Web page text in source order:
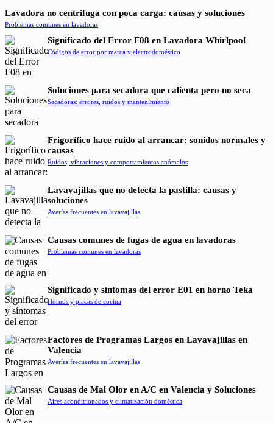
Lavadora no centrifuga con poca carga: causas y soluciones
Problemas comunes en lavadoras
Significado del Error F08 en Lavadora Whirlpool
Códigos de error por marca y electrodoméstico
Soluciones para secadora que calienta pero no seca
Secadoras: errores, ruidos y mantenimiento
Frigorífico hace ruido al arrancar: sonidos normales y
causas
Ruidos, vibraciones y comportamientos anómalos
Lavavajillas que no detecta la pastilla: causas y
soluciones
Averías frecuentes en lavavajillas
Causas comunes de fugas de agua en lavadoras
Problemas comunes en lavadoras
Significado y síntomas del error E01 en horno Teka
Hornos y placas de cocina
Factores de Programas Largos en Lavavajillas en
Valencia
Averías frecuentes en lavavajillas
Causas de Mal Olor en A/C en Valencia y Soluciones
Aires acondicionados y climatización doméstica